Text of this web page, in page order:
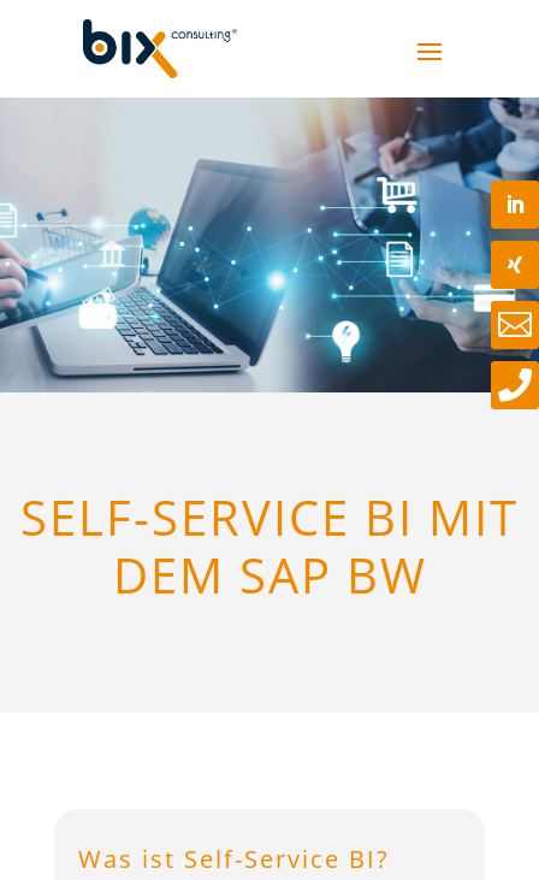
SELF-SERVICE BI MIT
DEM SAP BW
Was ist Self-Service BI?

